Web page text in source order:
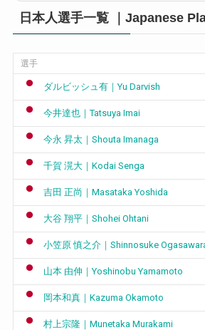
日本人選手一覧 ｜Japanese
選手
ダルビッシュ有｜Yu Darvish
今井達也｜Tatsuya Imai
今永 昇太｜Shouta Imanaga
千賀 滉大｜Kodai Senga
吉田 正尚｜Masataka Yoshida
大谷 翔平｜Shohei Ohtani
小笠原 慎之介｜Shinnosuke
山本 由伸｜Yoshinobu Yamamoto
岡本和真｜Kazuma Okamoto
村上宗隆｜Munetaka Murakami